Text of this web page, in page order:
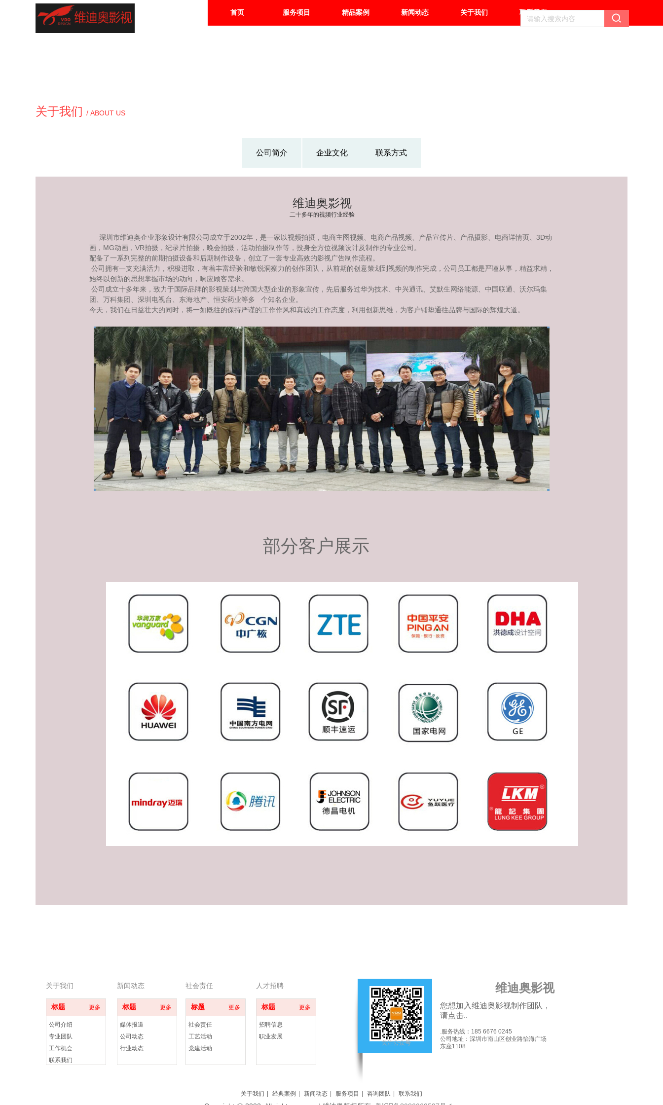
首页 服务项目 精品案例 新闻动态 关于我们 联系我们
关于我们 / ABOUT US
公司简介
维迪奥影视
二十多年的视频行业经验
深圳市维迪奥企业形象设计有限公司成立于2002年，是一家以视频拍摄，电商主图视频、电商产品视频、产品宣传片、产品摄影、电商详情页、3D动
画，MG动画，VR拍摄，纪录片拍摄，晚会拍摄，活动拍摄制作等，投身全方位视频设计及制作的专业公司。
配备了一系列完整的前期拍摄设备和后期制作设备，创立了一套专业高效的影视广告制作流程。
公司拥有一支充满活力，积极进取，有着丰富经验和敏锐洞察力的创作团队，从前期的创意策划到视频的制作完成，公司员工都是严谨从事，精益求精，
始终以创新的思想掌握市场的动向，响应顾客需求。
公司成立十多年来，致力于国际品牌的影视策划与跨国大型企业的形象宣传，先后服务过华为技术、中兴通讯、艾默生网络能源、中国联通、沃尔玛集
团、万科集团、深圳电视台、东海地产、恒安药业等多 个知名企业。
今天，我们在日益壮大的同时，将一如既往的保持严谨的工作作风和真诚的工作态度，利用创新思维，为客户铺垫通往品牌与国际的辉煌大道。
部分客户展示
企业文化 联系方式
标题 更多
公司介绍
专业团队
工作机会
联系我们
标题 更多
媒体报道
公司动态
行业动态
标题 更多
社会责任
工艺活动
党建活动
标题 更多
招聘信息
职业发展
关于我们 新闻动态 社会责任 人才招聘
关注公众号
维迪奥影视
您想加入维迪奥影视制作团队，
请点击..
.服务热线：185 6676 0245
公司地址：深圳市南山区创业路怡海广场
东座1108
关于我们 经典案例 新闻动态 服务项目 咨询团队 联系我们